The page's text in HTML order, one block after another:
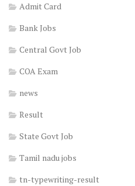
Admit Card
Bank Jobs
Central Govt Job
COA Exam
news
Result
State Govt Job
Tamil nadu jobs
tn-typewriting-result